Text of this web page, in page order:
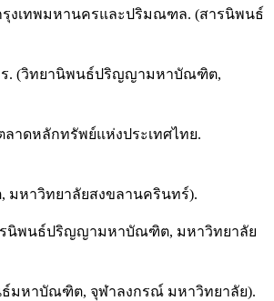
กรุงเทพมหานครและปริมณฑล. (สารนิพนธ์
ร. (วิทยานิพนธ์ปริญญามหาบัณฑิต,
าดหลักทรัพย์แห่งประเทศไทย.
มหาวิทยาลัยสงขลานครินทร์).
รนิพนธ์ปริญญามหาบัณฑิต, มหาวิทยาลัย
ธ์มหาบัณฑิต, จุฬาลงกรณ์ มหาวิทยาลัย).